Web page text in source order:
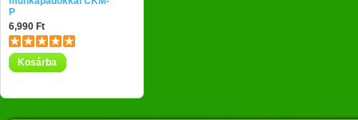
P
6,990 Ft
Kosárba